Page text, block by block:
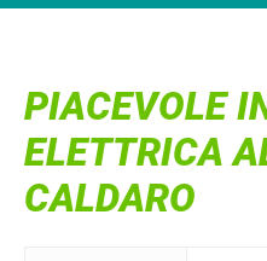
PIACEVOLE
ELETTRICA
CALDARO